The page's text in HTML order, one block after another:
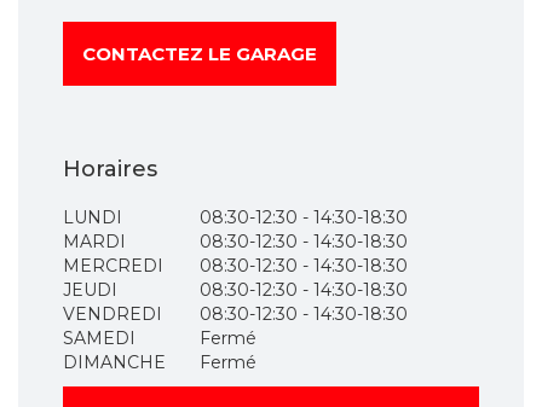
CONTACTEZ LE GARAGE
Horaires
LUNDI
08:30-12:30 - 14:30-18:30
MARDI
08:30-12:30 - 14:30-18:30
MERCREDI
08:30-12:30 - 14:30-18:30
JEUDI
08:30-12:30 - 14:30-18:30
VENDREDI
08:30-12:30 - 14:30-18:30
SAMEDI
Fermé
DIMANCHE
Fermé